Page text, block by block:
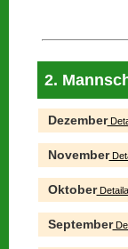
2.
Dezember
November
Oktober
September